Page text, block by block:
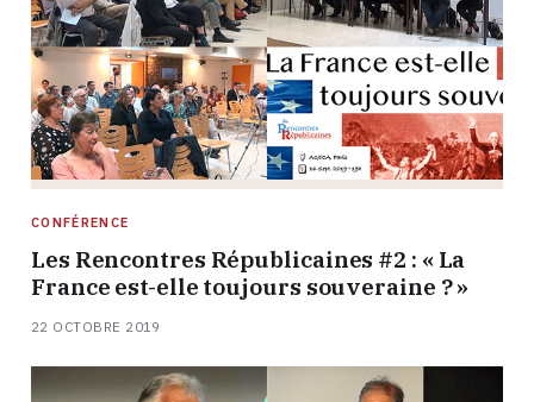
CONFÉRENCE
Les Rencontres Républicaines #2 : « La
France est-elle toujours souveraine ? »
22 OCTOBRE 2019